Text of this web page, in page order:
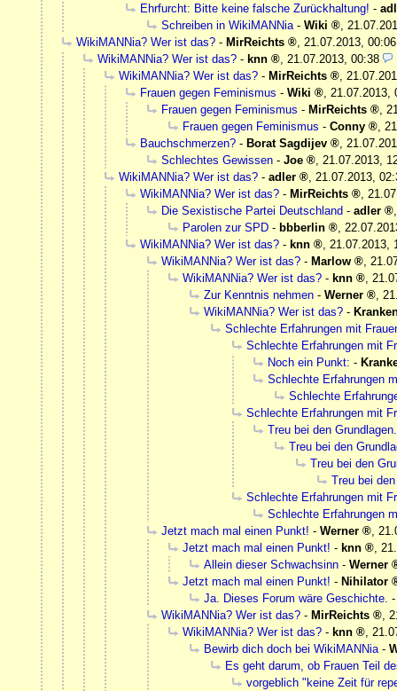
Ehrfurcht: Bitte keine falsche Zurückhaltung! -
Schreiben in WikiMANNia - Wiki
WikiMANNia? Wer ist das? - MirReichts
21.07.2013, 00:06
WikiMANNia? Wer ist das? - knn
21.07.2013, 00:38
WikiMANNia? Wer ist das? - MirReichts
Frauen gegen Feminismus - Wiki
21.07.2013,
Frauen gegen Feminismus - MirReichts
Frauen gegen Feminismus - Conny
Bauchschmerzen? - Borat Sagdijev
Schlechtes Gewissen - Joe
21.07.2013,
WikiMANNia? Wer ist das? - adler
21.07.2013,
WikiMANNia? Wer ist das? - MirReichts
Die Sexistische Partei Deutschland - adler
Parolen zur SPD - bbberlin
WikiMANNia? Wer ist das? - knn
21.07.2013,
WikiMANNia? Wer ist das? - Marlow
WikiMANNia? Wer ist das? - knn
Zur Kenntnis nehmen - Werner
WikiMANNia? Wer ist das? -
Schlechte Erfahrungen mit
Schlechte Erfahrungen mit
Noch ein Punkt: -
Schlechte Erfahrungen
Schlechte
Schlechte Erfahrungen mit
Treu bei den Grundlagen.
Treu bei den
Treu bei den
Treu bei
Schlechte Erfahrungen mit
Schlechte Erfahrungen
Jetzt mach mal einen Punkt! - Werner
Jetzt mach mal einen Punkt! - knn
Allein dieser Schwachsinn - Werner
Jetzt mach mal einen Punkt! - Nihilator
Ja. Dieses Forum wäre Geschichte.
WikiMANNia? Wer ist das? - MirReichts
WikiMANNia? Wer ist das? - knn
Bewirb dich doch bei WikiMANNia -
Es geht darum, ob Frauen Teil
vorgeblich "keine Zeit für